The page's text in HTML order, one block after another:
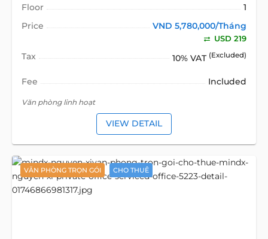
Floor
1
Price
VND 5,780,000/Tháng
USD 219
Tax 10% VAT (Excluded)
Fee Included
Văn phòng linh hoạt
VIEW DETAIL
VĂN PHÒNG TRỌN GÓI CHO THUÊ